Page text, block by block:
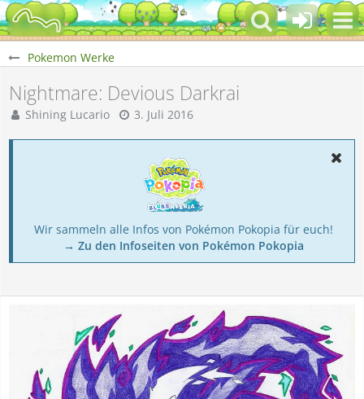
Pokemon Werke
Nightmare: Devious Darkrai
Shining Lucario 3. Juli 2016
Wir sammeln alle Infos von Pokémon Pokopia für euch!
→ Zu den Infoseiten von Pokémon Pokopia